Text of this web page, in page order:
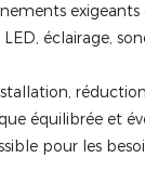
éclairage,
équilibrée et
pour les